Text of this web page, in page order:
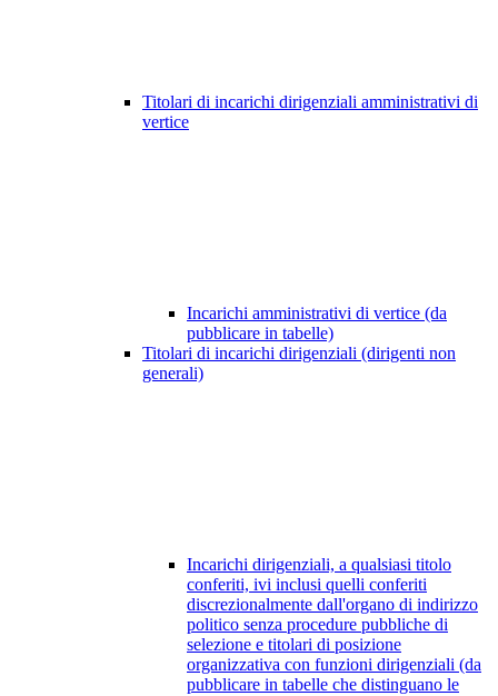
Titolari di incarichi dirigenziali amministrativi di
vertice
Incarichi amministrativi di vertice (da
pubblicare in tabelle)
Titolari di incarichi dirigenziali (dirigenti non
generali)
Incarichi dirigenziali, a qualsiasi titolo
conferiti, ivi inclusi quelli conferiti
discrezionalmente dall'organo di indirizzo
politico senza procedure pubbliche di
selezione e titolari di posizione
organizzativa con funzioni dirigenziali (da
pubblicare in tabelle che distinguano le